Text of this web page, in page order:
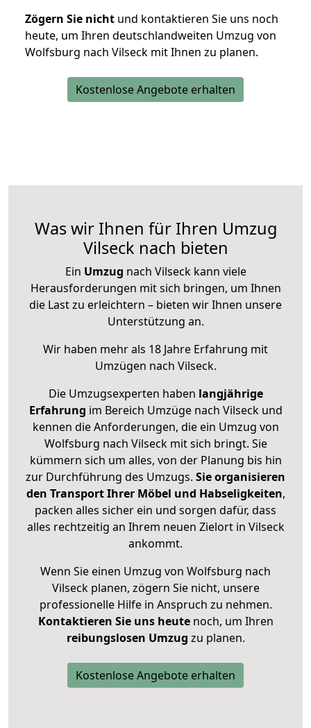
Zögern Sie nicht und kontaktieren Sie uns noch
heute, um Ihren deutschlandweiten Umzug von
Wolfsburg nach Vilseck mit Ihnen zu planen.
Kostenlose Angebote erhalten
Was wir Ihnen für Ihren Umzug
Vilseck nach bieten
Ein Umzug nach Vilseck kann viele
Herausforderungen mit sich bringen, um Ihnen
die Last zu erleichtern – bieten wir Ihnen unsere
Unterstützung an.
Wir haben mehr als 18 Jahre Erfahrung mit
Umzügen nach Vilseck.
Die Umzugsexperten haben langjährige
Erfahrung im Bereich Umzüge nach Vilseck und
kennen die Anforderungen, die ein Umzug von
Wolfsburg nach Vilseck mit sich bringt. Sie
kümmern sich um alles, von der Planung bis hin
zur Durchführung des Umzugs. Sie organisieren
den Transport Ihrer Möbel und Habseligkeiten,
packen alles sicher ein und sorgen dafür, dass
alles rechtzeitig an Ihrem neuen Zielort in Vilseck
ankommt.
Wenn Sie einen Umzug von Wolfsburg nach
Vilseck planen, zögern Sie nicht, unsere
professionelle Hilfe in Anspruch zu nehmen.
Kontaktieren Sie uns heutenoch, um Ihren
reibungslosen Umzug zu planen.
Kostenlose Angebote erhalten